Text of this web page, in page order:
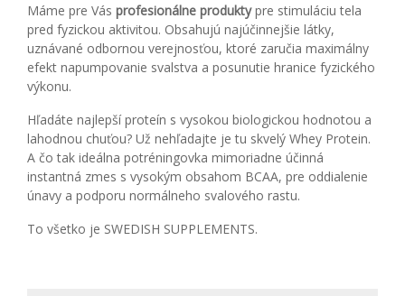
Máme pre Vás profesionálne produktypre stimuláciu tela
pred fyzickou aktivitou. Obsahujú najúčinnejšie látky,
uznávané odbornou verejnosťou, ktoré zaručia maximálny
efekt napumpovanie svalstva a posunutie hranice fyzického
výkonu.
Hľadáte najlepší proteín s vysokou biologickou hodnotou a
lahodnou chuťou? Už nehľadajte je tu skvelý Whey Protein.
A čo tak ideálna potréningovka mimoriadne účinná
instantná zmes s vysokým obsahom BCAA, pre oddialenie
únavy a podporu normálneho svalového rastu.
To všetko je SWEDISH SUPPLEMENTS.